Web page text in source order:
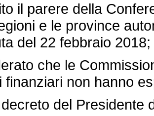
il parere della
e le province
del 22 febbraio 2018;
che le
finanziari non hanno
del Presidente